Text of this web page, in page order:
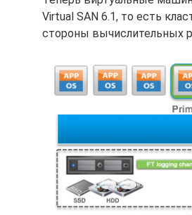
Virtual SAN 6.1, то есть
стороны вычислительных